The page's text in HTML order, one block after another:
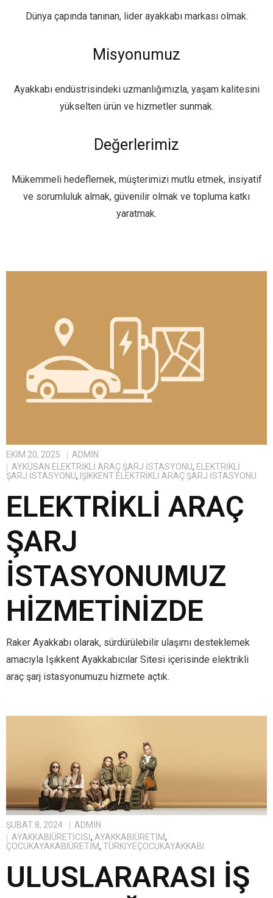
Dünya çapında tanınan, lider ayakkabı markası olmak.
Misyonumuz
Ayakkabı endüstrisindeki uzmanlığımızla, yaşam kalitesini
yükselten ürün ve hizmetler sunmak.
Değerlerimiz
Mükemmeli hedeflemek, müşterimizi mutlu etmek, insiyatif
ve sorumluluk almak, güvenilir olmak ve topluma katkı
yaratmak.
EKIM 20, 2025
ADMIN
AYKÜSAN ELEKTRIKLI ARAÇ ŞARJ İSTASYONU, ELEKTRIKLI
ŞARJ İSTASYONU, IŞIKKENT ELEKTRIKLI ARAÇ ŞARJ İSTASYONU
ELEKTRIKLI ARAÇ
ŞARJ
İSTASYONUMUZ
HIZMETINIZDE
Raker Ayakkabı olarak, sürdürülebilir ulaşımı desteklemek
amacıyla Işıkkent Ayakkabıcılar Sitesi içerisinde elektrikli
araç şarj istasyonumuzu hizmete açtık.
ŞUBAT 8, 2024
ADMIN
AYAKKABIÜRETICISI, AYAKKABIÜRETIM,
ÇOCUKAYAKABIÜRETIM, TÜRKIYEÇOCUKAYAKKABI
ULUSLARARASI İŞ